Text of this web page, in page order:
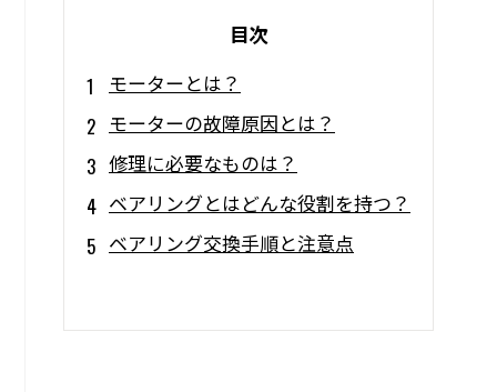
目次
モーターとは？
モーターの故障原因とは？
修理に必要なものは？
ベアリングとはどんな役割を持つ？
ベアリング交換手順と注意点